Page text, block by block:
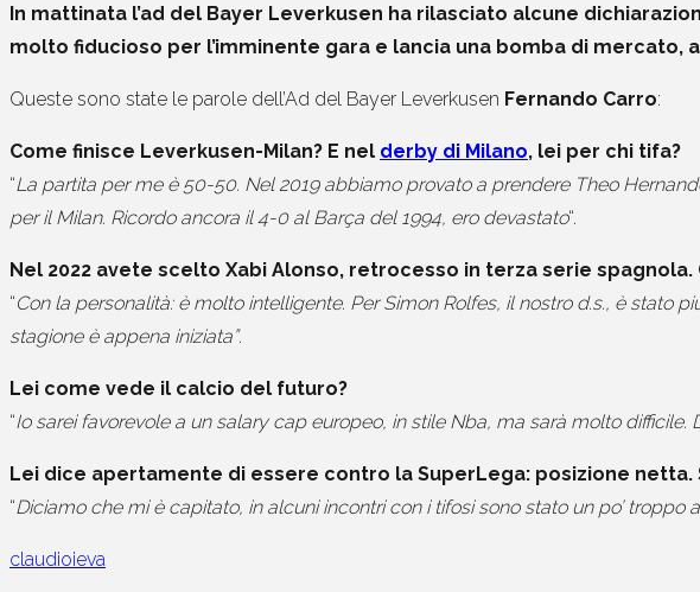
In mattinata l’ad del Bayer Leverkusen ha rilasciato alcune
molto fiducioso per l’imminente gara e lancia una bomba di
Queste sono state le parole dell’Ad del Bayer Leverkusen Fernando Carro:
Come finisce Leverkusen-Milan? E nel derby di Milano, lei per chi tifa?
“La partita per me è 50-50. Nel 2019 abbiamo provato a prendere Theo
per il Milan. Ricordo ancora il 4-0 al Barça del 1994, ero devastato“.
Nel 2022 avete scelto Xabi Alonso, retrocesso in terza serie spagnola.
“Con la personalità: è molto intelligente. Per Simon Rolfes, il nostro d.s., è stato
stagione è appena iniziata”.
Lei come vede il calcio del futuro?
“Io sarei favorevole a un salary cap europeo, in stile Nba, ma sarà molto
Lei dice apertamente di essere contro la SuperLega: posizione netta.
“Diciamo che mi è capitato, in alcuni incontri con i tifosi sono stato un po’
claudioieva